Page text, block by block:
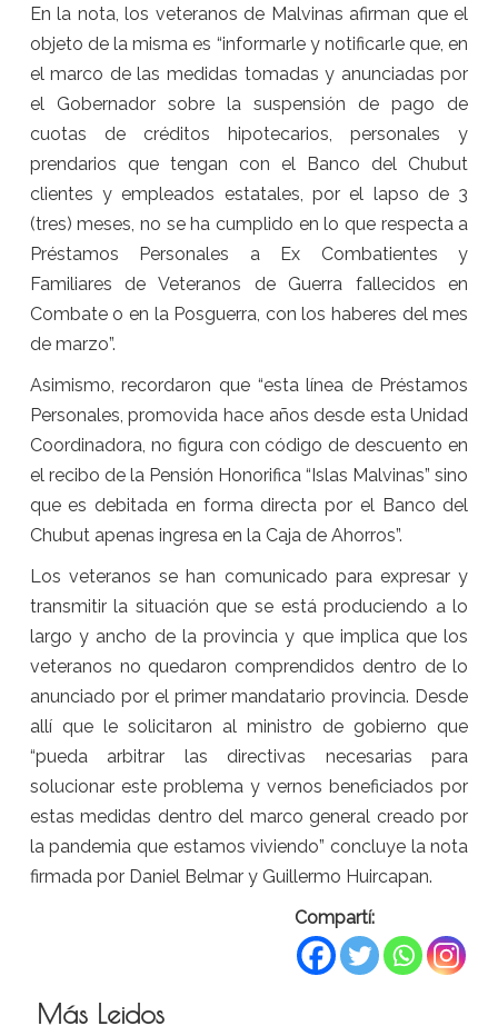
En la nota, los veteranos de Malvinas afirman que el
objeto de la misma es “informarle y notificarle que, en
el marco de las medidas tomadas y anunciadas por
el Gobernador sobre la suspensión de pago de
cuotas de créditos hipotecarios, personales y
prendarios que tengan con el Banco del Chubut
clientes y empleados estatales, por el lapso de 3
(tres) meses, no se ha cumplido en lo que respecta a
Préstamos Personales a Ex Combatientes y
Familiares de Veteranos de Guerra fallecidos en
Combate o en la Posguerra, con los haberes del mes
de marzo”.
Asimismo, recordaron que “esta línea de Préstamos
Personales, promovida hace años desde esta Unidad
Coordinadora, no figura con código de descuento en
el recibo de la Pensión Honorifica “Islas Malvinas” sino
que es debitada en forma directa por el Banco del
Chubut apenas ingresa en la Caja de Ahorros”.
Los veteranos se han comunicado para expresar y
transmitir la situación que se está produciendo a lo
largo y ancho de la provincia y que implica que los
veteranos no quedaron comprendidos dentro de lo
anunciado por el primer mandatario provincia. Desde
allí que le solicitaron al ministro de gobierno que
“pueda arbitrar las directivas necesarias para
solucionar este problema y vernos beneficiados por
estas medidas dentro del marco general creado por
la pandemia que estamos viviendo” concluye la nota
firmada por Daniel Belmar y Guillermo Huircapan.
Compartí:
Más Leidos